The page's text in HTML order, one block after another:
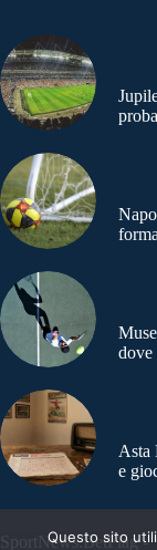
dove
Asta
e
SportNews.BetFlag -
Questo sito